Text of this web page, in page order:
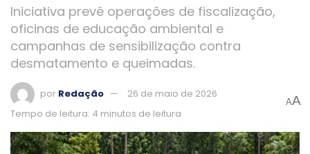
Iniciativa prevê operações de fiscalização,
oficinas de educação ambiental e
campanhas de sensibilização contra
desmatamento e queimadas.
por Redação
26 de maio de 2026
Tempo de leitura: 4 minutos de leitura
AA